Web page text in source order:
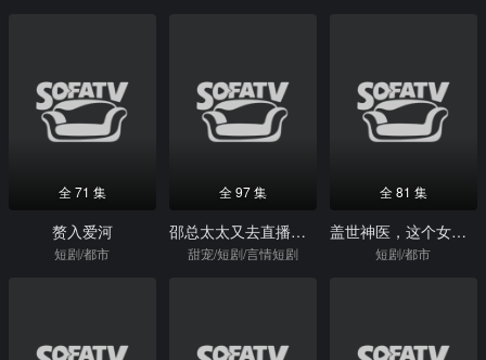
全 71 集
赘入爱河
短剧/都市
全 97 集
邵总太太又去直播相亲了
甜宠/短剧/言情短剧
全 81 集
盖世神医，这个女婿有点狂
短剧/都市